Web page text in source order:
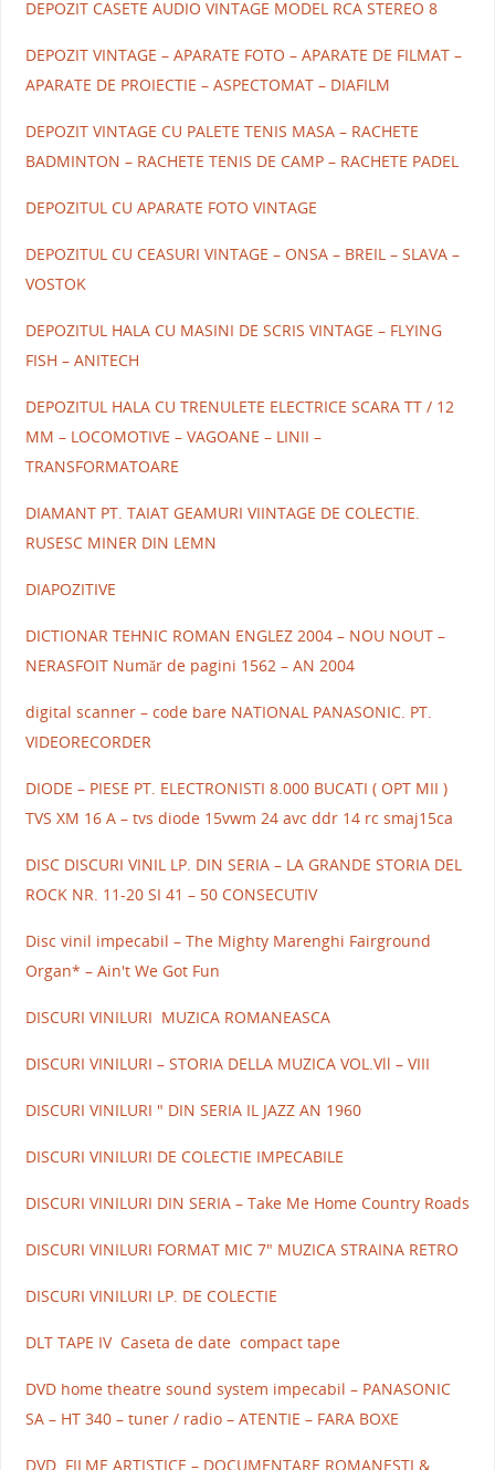
DEPOZIT CASETE AUDIO VINTAGE MODEL RCA STEREO 8
DEPOZIT VINTAGE – APARATE FOTO – APARATE DE FILMAT –
APARATE DE PROIECTIE – ASPECTOMAT – DIAFILM
DEPOZIT VINTAGE CU PALETE TENIS MASA – RACHETE
BADMINTON – RACHETE TENIS DE CAMP – RACHETE PADEL
DEPOZITUL CU APARATE FOTO VINTAGE
DEPOZITUL CU CEASURI VINTAGE – ONSA – BREIL – SLAVA –
VOSTOK
DEPOZITUL HALA CU MASINI DE SCRIS VINTAGE – FLYING
FISH – ANITECH
DEPOZITUL HALA CU TRENULETE ELECTRICE SCARA TT / 12
MM – LOCOMOTIVE – VAGOANE – LINII –
TRANSFORMATOARE
DIAMANT PT. TAIAT GEAMURI VIINTAGE DE COLECTIE.
RUSESC MINER DIN LEMN
DIAPOZITIVE
DICTIONAR TEHNIC ROMAN ENGLEZ 2004 – NOU NOUT –
NERASFOIT Număr de pagini 1562 – AN 2004
digital scanner – code bare NATIONAL PANASONIC. PT.
VIDEORECORDER
DIODE – PIESE PT. ELECTRONISTI 8.000 BUCATI ( OPT MII )
TVS XM 16 A – tvs diode 15vwm 24 avc ddr 14 rc smaj15ca
DISC DISCURI VINIL LP. DIN SERIA – LA GRANDE STORIA DEL
ROCK NR. 11-20 SI 41 – 50 CONSECUTIV
Disc vinil impecabil – The Mighty Marenghi Fairground
Organ* – Ain't We Got Fun
DISCURI VINILURI MUZICA ROMANEASCA
DISCURI VINILURI – STORIA DELLA MUZICA VOL.Vll – VIII
DISCURI VINILURI " DIN SERIA IL JAZZ AN 1960
DISCURI VINILURI DE COLECTIE IMPECABILE
DISCURI VINILURI DIN SERIA – Take Me Home Country Roads
DISCURI VINILURI FORMAT MIC 7" MUZICA STRAINA RETRO
DISCURI VINILURI LP. DE COLECTIE
DLT TAPE IV Caseta de date compact tape
DVD home theatre sound system impecabil – PANASONIC
SA – HT 340 – tuner / radio – ATENTIE – FARA BOXE
DVD. FILME ARTISTICE – DOCUMENTARE ROMANESTI &